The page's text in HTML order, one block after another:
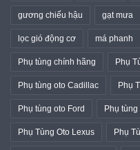
gương chiếu hậu gạt mưa
lọc gió động cơ má phanh
Phụ tùng chính hãng Phụ
Phụ tùng oto Cadillac Phụ
Phụ tùng oto Ford Phụ
Phụ Tùng Oto Lexus Phụ